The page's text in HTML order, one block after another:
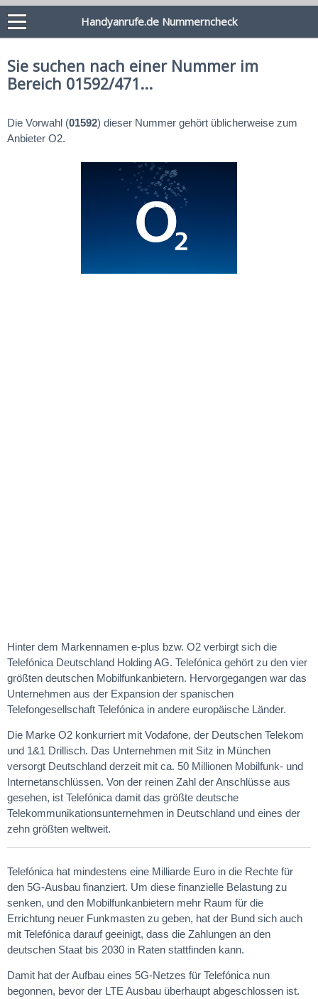
Handyanrufe.de Nummerncheck
Sie suchen nach einer Nummer im
Bereich 01592/471...
Die Vorwahl (01592) dieser Nummer gehört üblicherweise zum
Anbieter O2.
Hinter dem Markennamen e-plus bzw. O2 verbirgt sich die
Telefónica Deutschland Holding AG. Telefónica gehört zu den vier
größten deutschen Mobilfunkanbietern. Hervorgegangen war das
Unternehmen aus der Expansion der spanischen
Telefongesellschaft Telefónica in andere europäische Länder.
Die Marke O2 konkurriert mit Vodafone, der Deutschen Telekom
und 1&1 Drillisch. Das Unternehmen mit Sitz in München
versorgt Deutschland derzeit mit ca. 50 Millionen Mobilfunk- und
Internetanschlüssen. Von der reinen Zahl der Anschlüsse aus
gesehen, ist Telefónica damit das größte deutsche
Telekommunikationsunternehmen in Deutschland und eines der
zehn größten weltweit.
Telefónica hat mindestens eine Milliarde Euro in die Rechte für
den 5G-Ausbau finanziert. Um diese finanzielle Belastung zu
senken, und den Mobilfunkanbietern mehr Raum für die
Errichtung neuer Funkmasten zu geben, hat der Bund sich auch
mit Telefónica darauf geeinigt, dass die Zahlungen an den
deutschen Staat bis 2030 in Raten stattfinden kann.
Damit hat der Aufbau eines 5G-Netzes für Telefónica nun
begonnen, bevor der LTE Ausbau überhaupt abgeschlossen ist.